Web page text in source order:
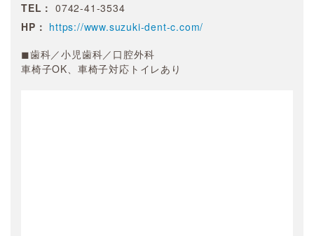
TEL： 0742-41-3534
HP： https://www.suzuki-dent-c.com/
◼︎歯科／小児歯科／口腔外科
車椅子OK、車椅子対応トイレあり